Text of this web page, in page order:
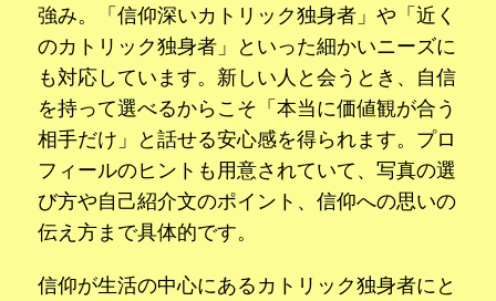
強み。「信仰深いカトリック独身者」や「近く
のカトリック独身者」といった細かいニーズに
も対応しています。新しい人と会うとき、自信
を持って選べるからこそ「本当に価値観が合う
相手だけ」と話せる安心感を得られます。プロ
フィールのヒントも用意されていて、写真の選
び方や自己紹介文のポイント、信仰への思いの
伝え方まで具体的です。
信仰が生活の中心にあるカトリック独身者にと